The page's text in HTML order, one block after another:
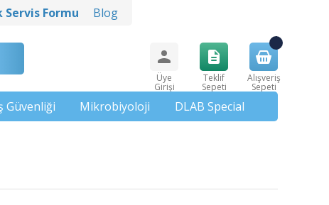
Servis Formu Blog
Üye
Girişi
Teklif
Sepeti
Alışveriş
Sepeti
Güvenliği Mikrobiyoloji DLAB Special